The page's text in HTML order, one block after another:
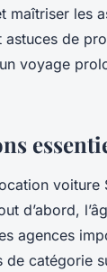
maîtriser les
de
voyage
d’abord,
agences
de catégorie